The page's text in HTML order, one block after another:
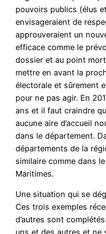
pouvoirs publics (élus
envisageraient de
approuveraient un
efficace comme le
dossier et au point
mettre en avant la
électorale et sûrement
pour ne pas agir. En
ans et il faut craindre
aucune aire d’accueil
dans le département.
départements de la
similaire comme dans
Maritimes.
Une situation qui se
Ces trois exemples
d’autres sont